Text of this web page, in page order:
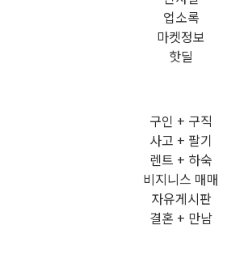
업소록
마켓정보
핫딜
구인 + 구직
사고 + 팔기
렌트 + 하숙
비지니스 매매
자유게시판
결혼 + 만남